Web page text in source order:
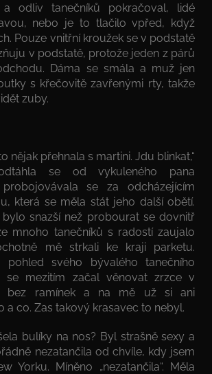
odliv tanečníků pokračoval, lidé
nebo je to tlačilo vpřed, když
Pouze vnitřní kroužek se v podstatě
v podstatě, protože jeden z párů
Dáma se smála a muž jen
s křečovitě zavřenými rty, takže
zuby.
nějak přehnala s martini. Jdu blinkat,“
se od vykuleného pana
se za odcházejícím
která se měla stát jeho další obětí.
snazší než probourat se dovnitř
mnoho tanečníků s radostí zaujalo
mě strkali ke kraji parketu.
pohled svého bývalého tanečního
se mezitím začal věnovat zrzce v
bez ramínek a na mě už si ani
a co. Zas takový krasavec to nebyl.
bulíky na nos? Byl strašně sexy a
nezatančila od chvíle, kdy jsem
Yorku. Míněno „nezatančila“. Měla